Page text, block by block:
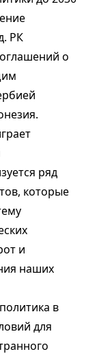
РК
о
ряд
которые
и
наших
в
для